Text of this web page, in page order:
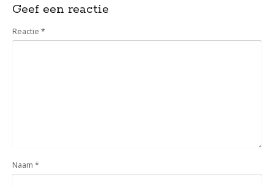
Geef een reactie
Reactie *
Naam *